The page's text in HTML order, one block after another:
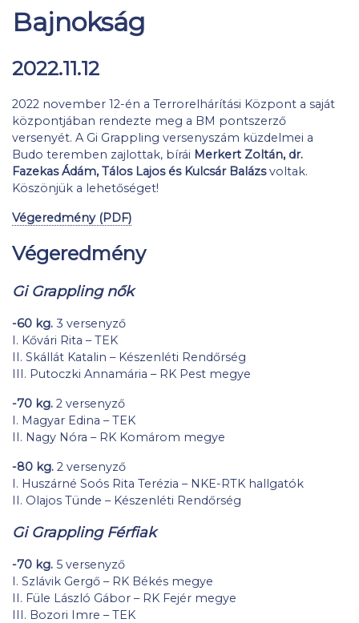
Bajnokság
2022.11.12
2022 november 12-én a Terrorelhárítási Központ a saját
központjában rendezte meg a BM pontszerző
versenyét. A Gi Grappling versenyszám küzdelmei a
Budo teremben zajlottak, bírái Merkert Zoltán, dr.
Fazekas Ádám, Tálos Lajos és Kulcsár Balázsvoltak.
Köszönjük a lehetőséget!
Végeredmény (PDF)
Végeredmény
Gi Grappling nők
-60 kg. 3 versenyző
I. Kővári Rita – TEK
II. Skállát Katalin – Készenléti Rendőrség
III. Putoczki Annamária – RK Pest megye
-70 kg. 2 versenyző
I. Magyar Edina – TEK
II. Nagy Nóra – RK Komárom megye
-80 kg. 2 versenyző
I. Huszárné Soós Rita Terézia – NKE-RTK hallgatók
II. Olajos Tünde – Készenléti Rendőrség
Gi Grappling Férfiak
-70 kg. 5 versenyző
I. Szlávik Gergő – RK Békés megye
II. Füle László Gábor – RK Fejér megye
III. Bozori Imre – TEK